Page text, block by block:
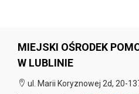
MIEJSKI OŚRODEK
W LUBLINIE
ul. Marii Koryznowej 2d, 20-